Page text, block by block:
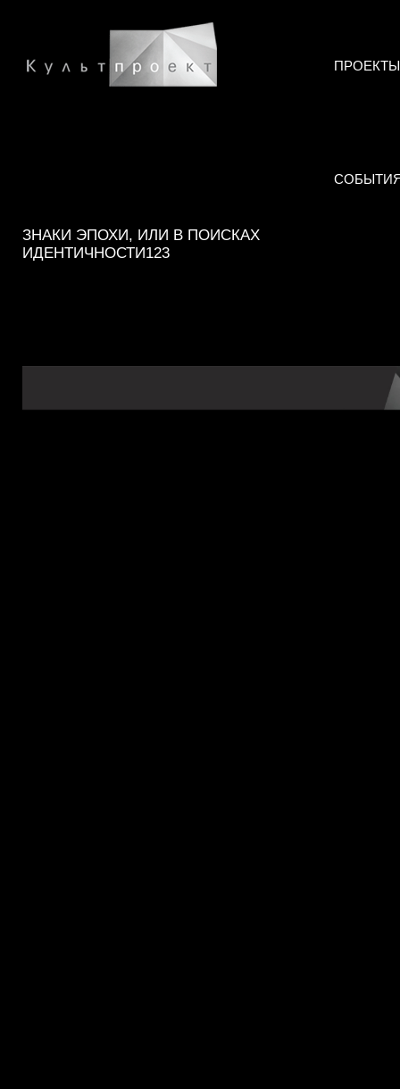
ПРОЕКТЫ
ЗНАКИ ЭПОХИ, ИЛИ В ПОИСКАХ
ИДЕНТИЧНОСТИ123